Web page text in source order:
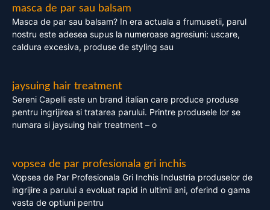
masca de par sau balsam
Masca de par sau balsam? In era actuala a frumusetii, parul
nostru este adesea supus la numeroase agresiuni: uscare,
caldura excesiva, produse de styling sau
jaysuing hair treatment
Sereni Capelli este un brand italian care produce produse
pentru ingrijirea si tratarea parului. Printre produsele lor se
numara si jaysuing hair treatment – o
vopsea de par profesionala gri inchis
Vopsea de Par Profesionala Gri Inchis Industria produselor de
ingrijire a parului a evoluat rapid in ultimii ani, oferind o gama
vasta de optiuni pentru